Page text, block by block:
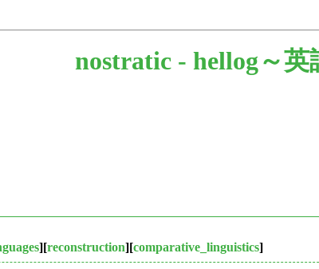
nostratic - hellog～
][reconstruction][comparative_linguistics]